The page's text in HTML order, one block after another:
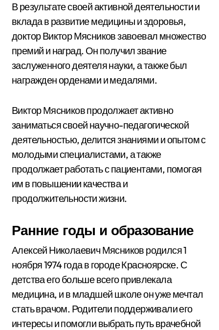
В результате своей активной деятельности и
вклада в развитие медицины и здоровья,
доктор Виктор Мясников завоевал множество
премий и наград. Он получил звание
заслуженного деятеля науки, а также был
награжден орденами и медалями.
Виктор Мясников продолжает активно
заниматься своей научно-педагогической
деятельностью, делится знаниями и опытом с
молодыми специалистами, а также
продолжает работать с пациентами, помогая
им в повышении качества и
продолжительности жизни.
Ранние годы и образование
Алексей Николаевич Мясников родился 1
ноября 1974 года в городе Красноярске. С
детства его больше всего привлекала
медицина, и в младшей школе он уже мечтал
стать врачом. Родители поддерживали его
интересы и помогли выбрать путь врачебной